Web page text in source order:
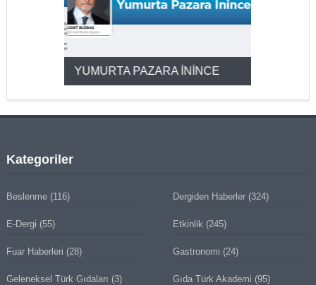
YUMURTA PAZARA İNİNCE
Kategoriler
Beslenme(116) Dergiden Haberler (324)
E-Dergi (55) Etkinlik (245)
Fuar Haberleri (28) Gastronomi (24)
Geleneksel Türk Gıdaları (3) Gıda Türk Akademi (95)